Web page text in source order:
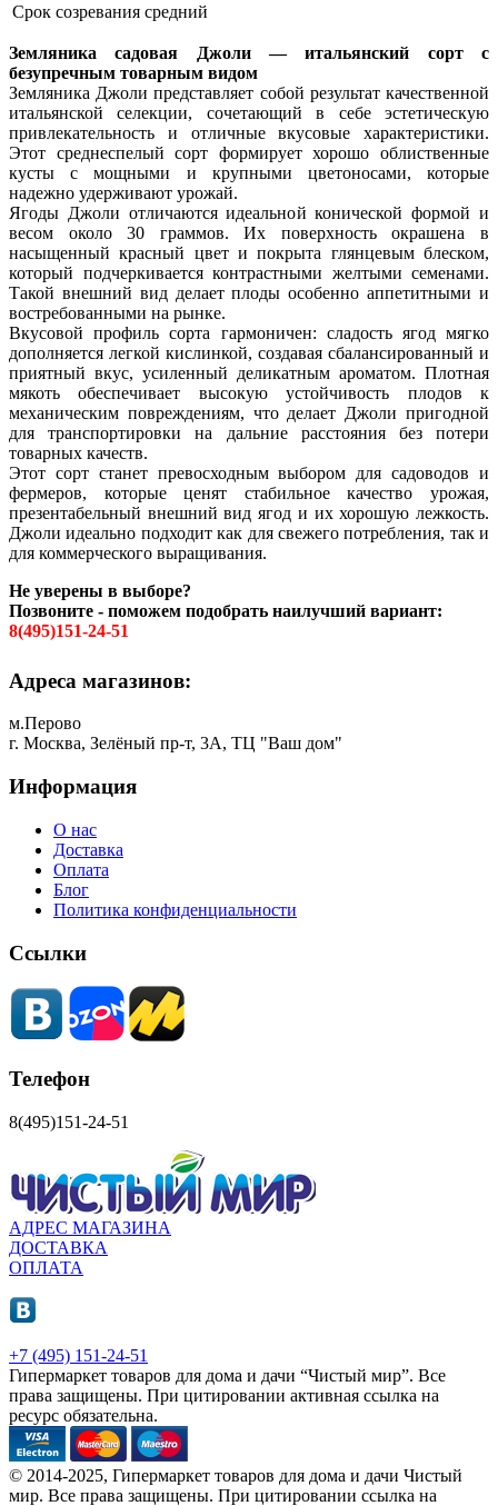
Срок созревания средний
Земляника садовая Джоли — итальянский сорт с
безупречным товарным видом
Земляника Джоли представляет собой результат качественной
итальянской селекции, сочетающий в себе эстетическую
привлекательность и отличные вкусовые характеристики.
Этот среднеспелый сорт формирует хорошо облиственные
кусты с мощными и крупными цветоносами, которые
надежно удерживают урожай.
Ягоды Джоли отличаются идеальной конической формой и
весом около 30 граммов. Их поверхность окрашена в
насыщенный красный цвет и покрыта глянцевым блеском,
который подчеркивается контрастными желтыми семенами.
Такой внешний вид делает плоды особенно аппетитными и
востребованными на рынке.
Вкусовой профиль сорта гармоничен: сладость ягод мягко
дополняется легкой кислинкой, создавая сбалансированный и
приятный вкус, усиленный деликатным ароматом. Плотная
мякоть обеспечивает высокую устойчивость плодов к
механическим повреждениям, что делает Джоли пригодной
для транспортировки на дальние расстояния без потери
товарных качеств.
Этот сорт станет превосходным выбором для садоводов и
фермеров, которые ценят стабильное качество урожая,
презентабельный внешний вид ягод и их хорошую лежкость.
Джоли идеально подходит как для свежего потребления, так и
для коммерческого выращивания.
Не уверены в выборе?
Позвоните - поможем подобрать наилучший вариант:
8(495)151-24-51
Адреса магазинов:
м.Перово
г. Москва, Зелёный пр-т, 3А, ТЦ "Ваш дом"
Информация
О нас
Доставка
Оплата
Блог
Политика конфиденциальности
Ссылки
Телефон
8(495)151-24-51
АДРЕС МАГАЗИНА
ДОСТАВКА
ОПЛАТА
+7 (495) 151-24-51
Гипермаркет товаров для дома и дачи “Чистый мир”. Все
права защищены. При цитировании активная ссылка на
ресурс обязательна.
© 2014-2025, Гипермаркет товаров для дома и дачи Чистый
мир. Все права защищены. При цитировании ссылка на